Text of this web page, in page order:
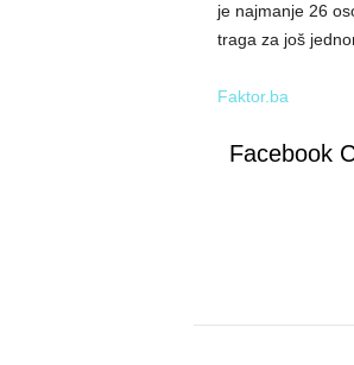
je najmanje 26
traga za još
Faktor.ba
Facebook